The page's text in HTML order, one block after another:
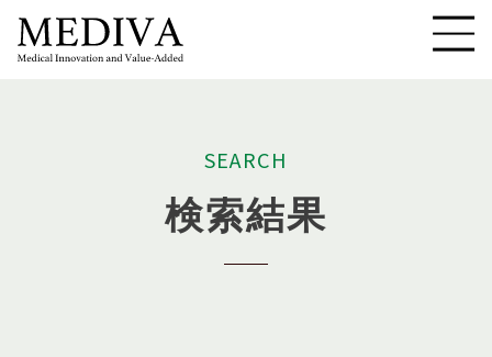
SEARCH
検索結果